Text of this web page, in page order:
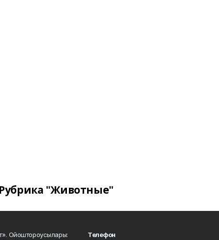
Рубрика "Животные"
Ойоштороусылары:
Телефон